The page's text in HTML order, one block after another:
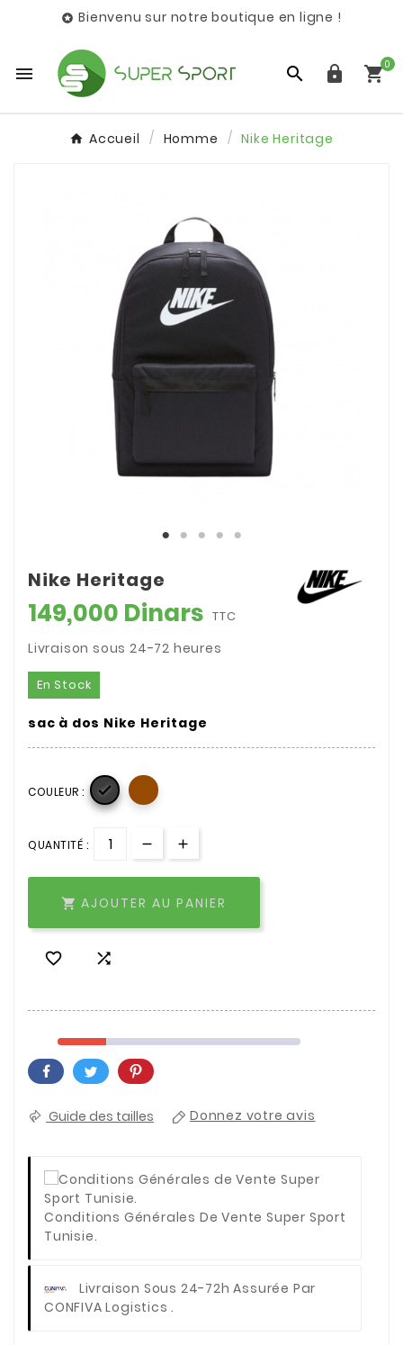
 Bienvenu sur notre boutique en ligne !
   0
Accueil Homme Nike Heritage
Nike Heritage
149,000 Dinars TTC
Livraison sous 24-72 heures
En Stock
sac à dos Nike Heritage
COULEUR : 
QUANTITÉ :
 AJOUTER AU PANIER
 
Guide des tailles Donnez votre avis
Conditions Générales De Vente Super Sport
Tunisie.
Livraison Sous 24-72h Assurée Par
CONFIVA Logistics .